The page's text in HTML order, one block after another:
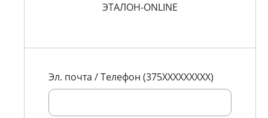
ЭТАЛОН-ONLINE
Эл. почта / Телефон (375XXXXXXXXX)